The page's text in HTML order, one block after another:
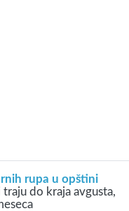
rupa u opštini
traju do kraja avgusta,